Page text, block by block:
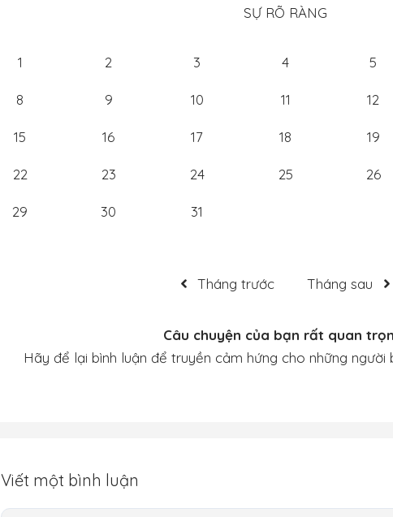
SỰ RÕ RÀNG
1 2 3 4 5
8 9 10 11 12
15 16 17 18 19
22 23 24 25 26
29 30 31
Tháng trước Tháng sau
Câu chuyện của bạn rất quan
Hãy để lại bình luận để truyền cảm hứng cho những người
Viết một bình luận